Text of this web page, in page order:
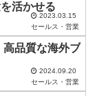
活かせる
2023.03.15
セールス・営業
高品質な海外ブ
2024.09.20
セールス・営業